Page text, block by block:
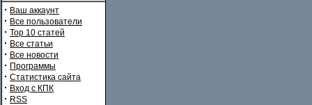
· Ваш аккаунт
· Все пользователи
· Top 10 статей
· Все статьи
· Все новости
· Программы
· Статистика сайта
· Вход с КПК
· RSS